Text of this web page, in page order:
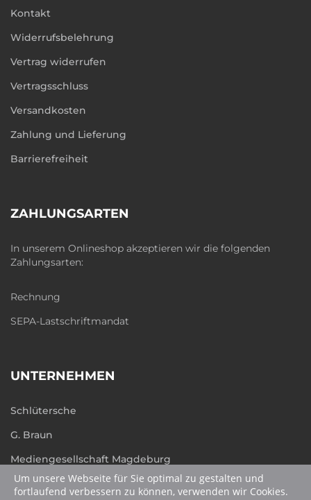
Kontakt
Widerrufsbelehrung
Vertrag widerrufen
Vertragsschluss
Versandkosten
Zahlung und Lieferung
Barrierefreiheit
ZAHLUNGSARTEN
In unserem Onlineshop akzeptieren wir die folgenden
Zahlungsarten:
Rechnung
SEPA-Lastschriftmandat
UNTERNEHMEN
Schlütersche
G. Braun
Mediengesellschaft Magdeburg
humboldt.de
Um unsere Webseite für Sie optimal zu gestalten und
fortlaufend verbessern zu können, verwenden wir Cookies.